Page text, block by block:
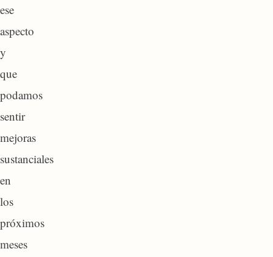
ese
aspecto
y
que
podamos
sentir
mejoras
sustanciales
en
los
próximos
meses